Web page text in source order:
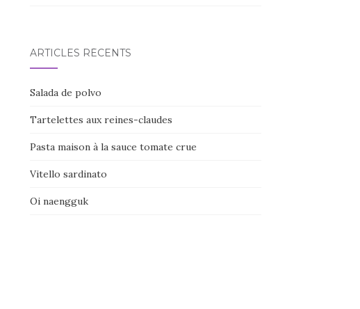
ARTICLES RÉCENTS
Salada de polvo
Tartelettes aux reines-claudes
Pasta maison à la sauce tomate crue
Vitello sardinato
Oi naengguk